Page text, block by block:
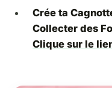
Crée ta
Collecter des
Clique sur le